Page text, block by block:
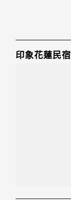
印象花蓮民宿